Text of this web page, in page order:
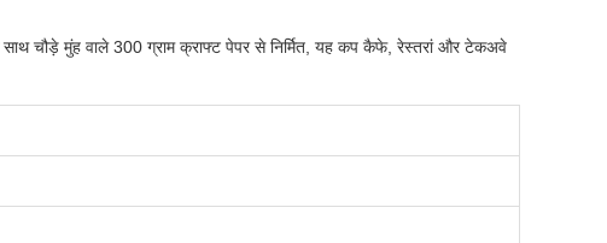
साथ चौड़े मुंह वाले 300 ग्राम क्राफ्ट पेपर से निर्मित, यह कप कैफे, रेस्तरां और टेकअवे